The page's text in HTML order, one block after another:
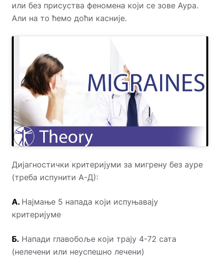
или без присуства феномена који се зове Аура.
Али на то ћемо доћи касније.
Дијагностички критеријуми за мигрену без ауре
(треба испунити А-Д):
А. Најмање 5 напада који испуњавају
критеријуме
Б. Напади главобоље који трају 4-72 сата
(нелечени или неуспешно лечени)